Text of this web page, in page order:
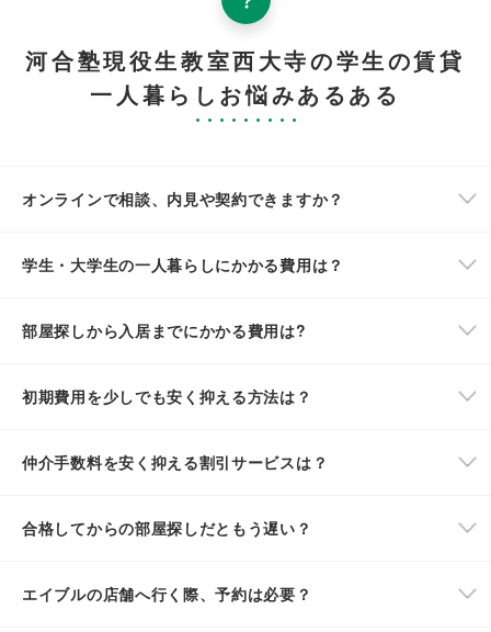
河合塾現役生教室西大寺の学生の賃貸
一人暮らしお悩みあるある
オンラインで相談、内見や契約できますか？
学生・大学生の一人暮らしにかかる費用は？
部屋探しから入居までにかかる費用は?
初期費用を少しでも安く抑える方法は？
仲介手数料を安く抑える割引サービスは？
合格してからの部屋探しだともう遅い？
エイブルの店舗へ行く際、予約は必要？